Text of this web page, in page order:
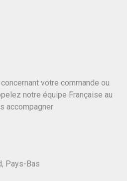
votre commande ou
notre équipe Française au
accompagner
Pays-Bas